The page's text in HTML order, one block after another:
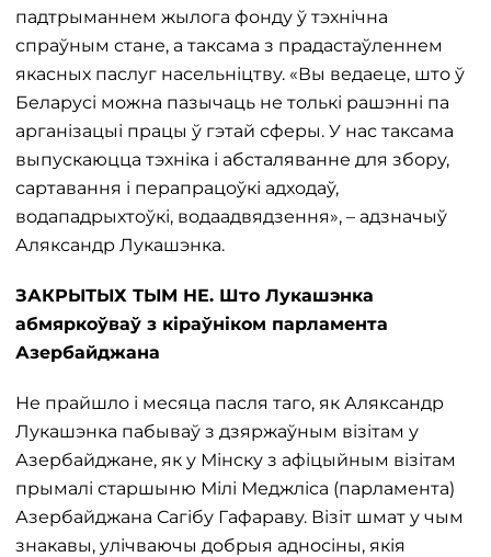
падтрыманнем жылога фонду ў тэхнічна
спраўным стане, а таксама з прадастаўленнем
якасных паслуг насельніцтву. «Вы ведаеце, што ў
Беларусі можна пазычаць не толькі рашэнні па
арганізацыі працы ў гэтай сферы. У нас таксама
выпускаюцца тэхніка і абсталяванне для збору,
сартавання і перапрацоўкі адходаў,
водападрыхтоўкі, водаадвядзення», – адзначыў
Аляксандр Лукашэнка.
ЗАКРЫТЫХ ТЫМ НЕ. Што Лукашэнка
абмяркоўваў з кіраўніком парламента
Азербайджана
Не прайшло і месяца пасля таго, як Аляксандр
Лукашэнка пабываў з дзяржаўным візітам у
Азербайджане, як у Мінску з афіцыйным візітам
прымалі старшыню Мілі Меджліса (парламента)
Азербайджана Сагібу Гафараву. Візіт шмат у чым
знакавы, улічваючы добрыя адносіны, якія